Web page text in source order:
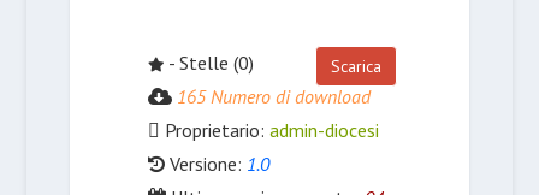
Scarica
- Stelle (0)
165 Numero di download
Proprietario: admin-diocesi
Versione: 1.0